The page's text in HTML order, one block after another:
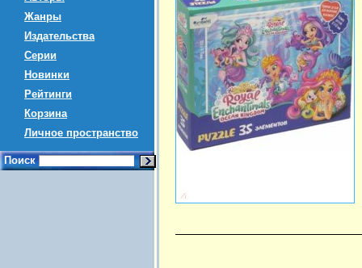
Жанры
Издательства
Серии
Новинки
Рейтинги
Корзина
Личное пространство
Поиск